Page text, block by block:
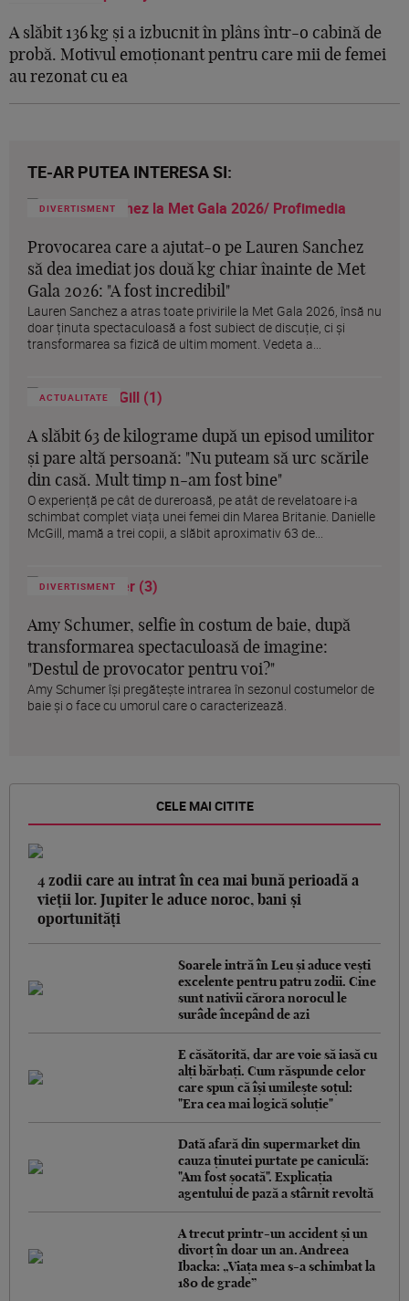
A slăbit 136 kg și a izbucnit în plâns într-o cabină de
probă. Motivul emoționant pentru care mii de femei
au rezonat cu ea
TE-AR PUTEA INTERESA SI:
DIVERTISMENT
Provocarea care a ajutat-o pe Lauren Sanchez
să dea imediat jos două kg chiar înainte de Met
Gala 2026: "A fost incredibil"
Lauren Sanchez a atras toate privirile la Met Gala 2026, însă nu
doar ținuta spectaculoasă a fost subiect de discuție, ci și
transformarea sa fizică de ultim moment. Vedeta a...
ACTUALITATE
A slăbit 63 de kilograme după un episod umilitor
și pare altă persoană: "Nu puteam să urc scările
din casă. Mult timp n-am fost bine"
O experiență pe cât de dureroasă, pe atât de revelatoare i-a
schimbat complet viața unei femei din Marea Britanie. Danielle
McGill, mamă a trei copii, a slăbit aproximativ 63 de...
DIVERTISMENT
Amy Schumer, selfie în costum de baie, după
transformarea spectaculoasă de imagine:
"Destul de provocator pentru voi?"
Amy Schumer își pregătește intrarea în sezonul costumelor de
baie și o face cu umorul care o caracterizează.
CELE MAI CITITE
4 zodii care au intrat în cea mai bună perioadă a
vieții lor. Jupiter le aduce noroc, bani și
oportunități
Soarele intră în Leu și aduce vești
excelente pentru patru zodii. Cine
sunt nativii cărora norocul le
surâde începând de azi
E căsătorită, dar are voie să iasă cu
alți bărbați. Cum răspunde celor
care spun că își umilește soțul:
"Era cea mai logică soluție"
Dată afară din supermarket din
cauza ținutei purtate pe caniculă:
"Am fost șocată". Explicația
agentului de pază a stârnit revoltă
A trecut printr-un accident și un
divorț în doar un an. Andreea
Ibacka: „Viața mea s-a schimbat la
180 de grade”